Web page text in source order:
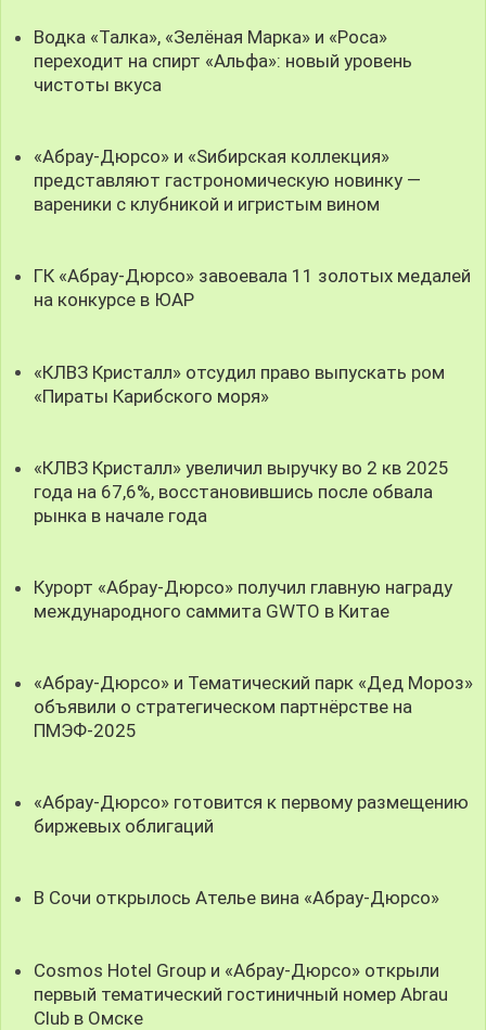
Водка «Талка», «Зелёная Марка» и «Роса»
переходит на спирт «Альфа»: новый уровень
чистоты вкуса
«Абрау-Дюрсо» и «Sибирская коллекция»
представляют гастрономическую новинку —
вареники с клубникой и игристым вином
ГК «Абрау-Дюрсо» завоевала 11 золотых медалей
на конкурсе в ЮАР
«КЛВЗ Кристалл» отсудил право выпускать ром
«Пираты Карибского моря»
«КЛВЗ Кристалл» увеличил выручку во 2 кв 2025
года на 67,6%, восстановившись после обвала
рынка в начале года
Курорт «Абрау-Дюрсо» получил главную награду
международного саммита GWTO в Китае
«Абрау-Дюрсо» и Тематический парк «Дед Мороз»
объявили о стратегическом партнёрстве на
ПМЭФ-2025
«Абрау-Дюрсо» готовится к первому размещению
биржевых облигаций
В Сочи открылось Ателье вина «Абрау-Дюрсо»
Cosmos Hotel Group и «Абрау-Дюрсо» открыли
первый тематический гостиничный номер Abrau
Club в Омске